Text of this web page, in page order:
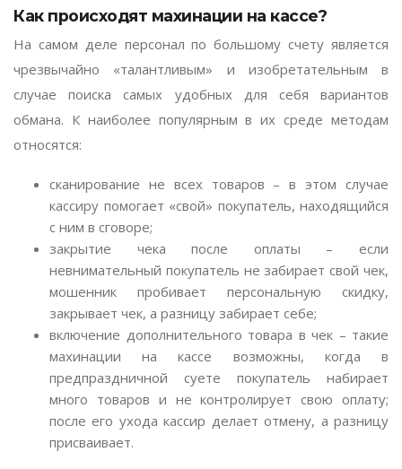
Как происходят махинации на кассе?
На самом деле персонал по большому счету является
чрезвычайно «талантливым» и изобретательным в
случае поиска самых удобных для себя вариантов
обмана. К наиболее популярным в их среде методам
относятся:
сканирование не всех товаров – в этом случае
кассиру помогает «свой» покупатель, находящийся
с ним в сговоре;
закрытие чека после оплаты – если
невнимательный покупатель не забирает свой чек,
мошенник пробивает персональную скидку,
закрывает чек, а разницу забирает себе;
включение дополнительного товара в чек – такие
махинации на кассе возможны, когда в
предпраздничной суете покупатель набирает
много товаров и не контролирует свою оплату;
после его ухода кассир делает отмену, а разницу
присваивает.